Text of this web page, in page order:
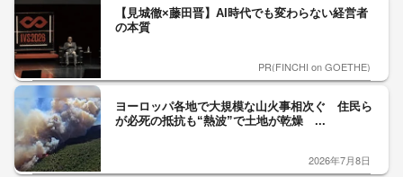
【見城徹×藤田晋】AI時代でも変わらない経営者
の本質
PR(FINCHI on GOETHE)
ヨーロッパ各地で大規模な山火事相次ぐ 住民ら
が必死の抵抗も“熱波”で土地が乾燥 ...
2026年7月8日